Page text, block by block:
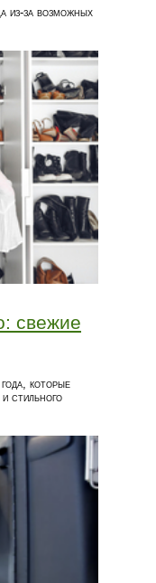
из-за возможных
свежие
которые
стильного